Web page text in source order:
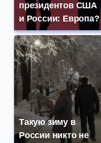
президентов США
и России: Европа?
Такую зиму в
России никто не